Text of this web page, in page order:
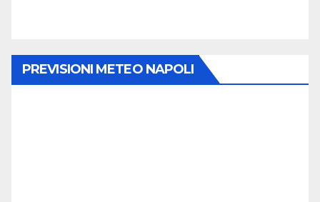
PREVISIONI METEO NAPOLI